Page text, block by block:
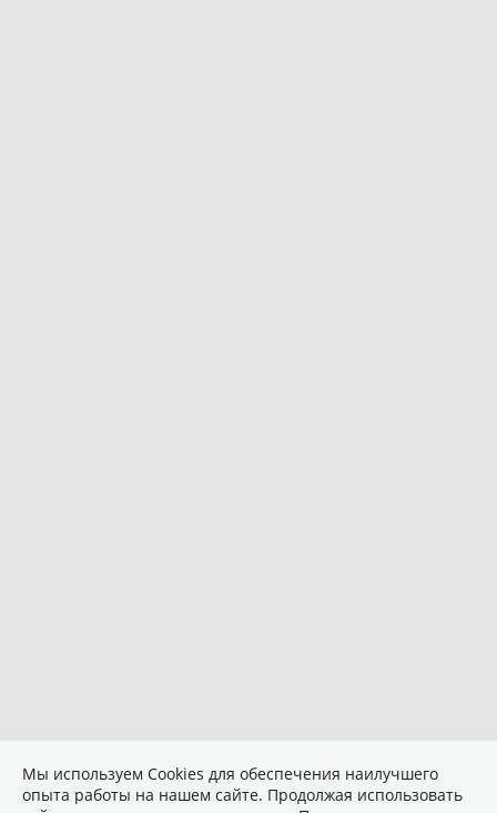
Мы используем Сookies для обеспечения наилучшего
опыта работы на нашем сайте. Продолжая использовать